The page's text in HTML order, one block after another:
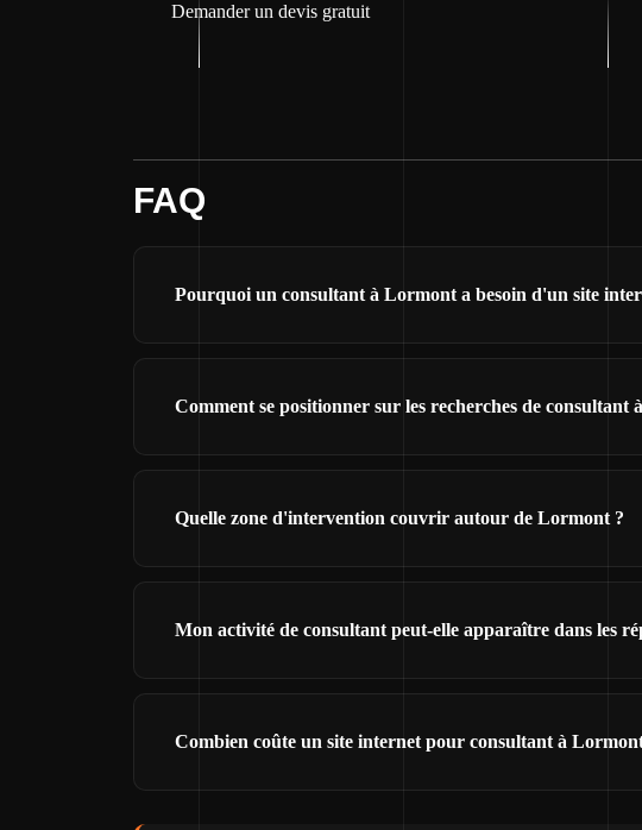
Demander un devis gratuit
FAQ
Pourquoi un consultant à Lormont a besoin d'un site
Comment se positionner sur les recherches de consultant
Quelle zone d'intervention couvrir autour de Lormont ?
Mon activité de consultant peut-elle apparaître dans les
Combien coûte un site internet pour consultant à